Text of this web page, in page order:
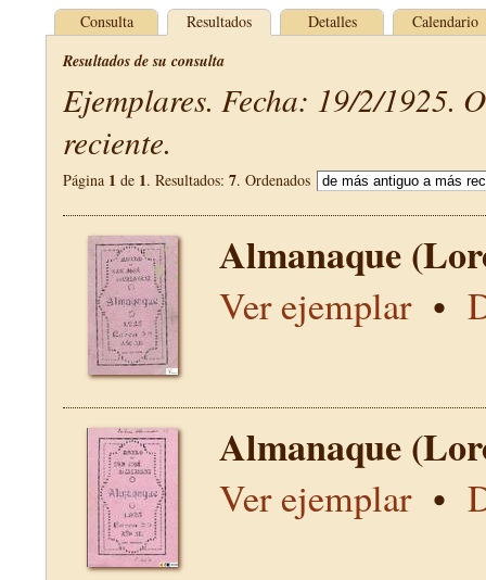
Consulta Resultados Detalles Calendario
Resultados de su consulta
Ejemplares. Fecha: 19/2/1925.
reciente.
Página 1 de 1. Resultados: 7. Ordenados
Almanaque
Ver ejemplar•
Almanaque
Ver ejemplar•